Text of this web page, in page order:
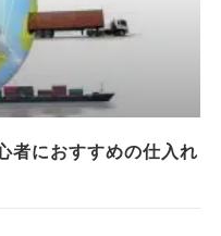
者におすすめの仕入れ